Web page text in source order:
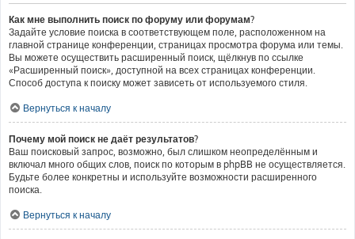
Как мне выполнить поиск по форуму или форумам?
Задайте условие поиска в соответствующем поле, расположенном на
главной странице конференции, страницах просмотра форума или темы.
Вы можете осуществить расширенный поиск, щёлкнув по ссылке
«Расширенный поиск», доступной на всех страницах конференции.
Способ доступа к поиску может зависеть от используемого стиля.
Вернуться к началу
Почему мой поиск не даёт результатов?
Ваш поисковый запрос, возможно, был слишком неопределённым и
включал много общих слов, поиск по которым в phpBB не осуществляется.
Будьте более конкретны и используйте возможности расширенного
поиска.
Вернуться к началу